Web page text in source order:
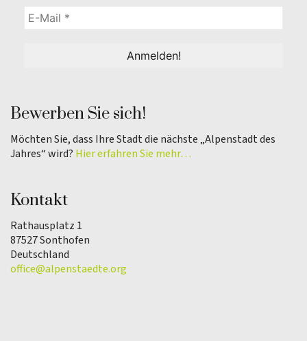
Bewerben Sie sich!
Möchten Sie, dass Ihre Stadt die nächste „Alpenstadt des
Jahres“ wird? Hier erfahren Sie mehr…
Kontakt
Rathausplatz 1
87527 Sonthofen
Deutschland
office@alpenstaedte.org